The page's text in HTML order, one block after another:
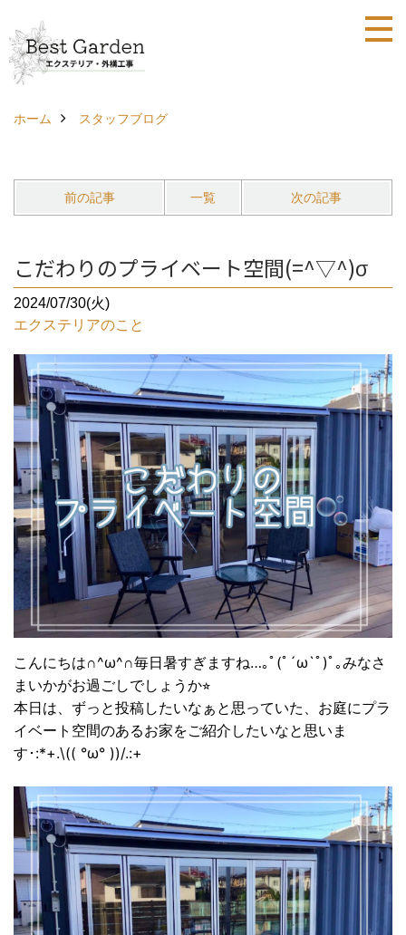
ホーム スタッフブログ
前の記事 一覧 次の記事
こだわりのプライベート空間(=^▽^)σ
2024/07/30(火)
エクステリアのこと
こんにちは∩^ω^∩毎日暑すぎますね…｡ﾟ(ﾟ´ω`ﾟ)ﾟ｡みなさ
まいかがお過ごしでしょうか⭐︎
本日は、ずっと投稿したいなぁと思っていた、お庭にプラ
イベート空間のあるお家をご紹介したいなと思いま
す･:*+.\(( °ω° ))/.:+